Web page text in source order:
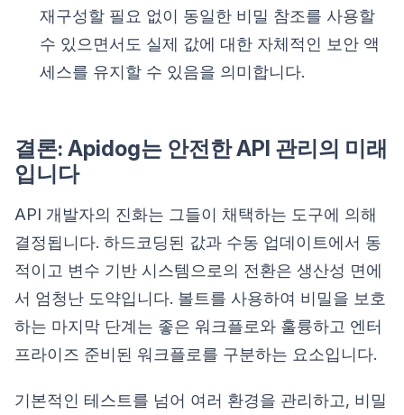
재구성할 필요 없이 동일한 비밀 참조를 사용할
수 있으면서도 실제 값에 대한 자체적인 보안 액
세스를 유지할 수 있음을 의미합니다.
결론: Apidog는 안전한 API 관리의 미래
입니다
API 개발자의 진화는 그들이 채택하는 도구에 의해
결정됩니다. 하드코딩된 값과 수동 업데이트에서 동
적이고 변수 기반 시스템으로의 전환은 생산성 면에
서 엄청난 도약입니다. 볼트를 사용하여 비밀을 보호
하는 마지막 단계는 좋은 워크플로와 훌륭하고 엔터
프라이즈 준비된 워크플로를 구분하는 요소입니다.
기본적인 테스트를 넘어 여러 환경을 관리하고, 비밀